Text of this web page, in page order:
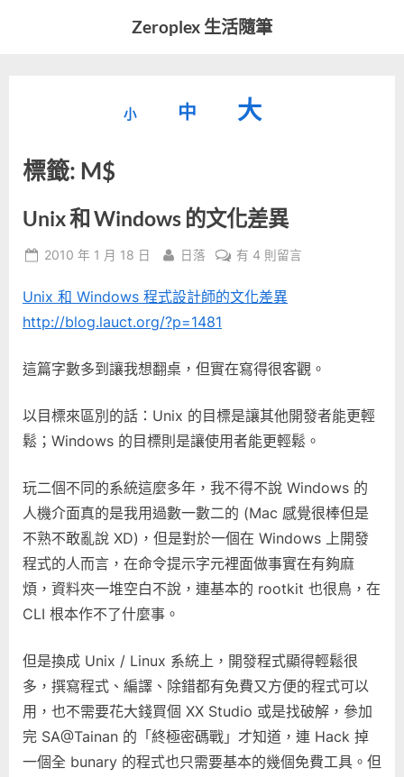
Zeroplex 生活隨筆
發
小
小。
中
重
型
大
小。
大
型
標籤: M$
Unix 和 Windows 的文化差異
Posted
2010 年 1 月 18 日 By
日落
在
和
化
異〉
中
有 4 則留言
Unix 和 Windows 程式設計師的文化差異
http://blog.lauct.org/?p=1481
這篇字數多到讓我想翻桌，但實在寫得很客觀。
以目標來區別的話：Unix 的目標是讓其他開發者能更輕
鬆；Windows 的目標則是讓使用者能更輕鬆。
玩二個不同的系統這麼多年，我不得不說 Windows 的
人機介面真的是我用過數一數二的 (Mac 感覺很棒但是
不熟不敢亂說 XD)，但是對於一個在 Windows 上開發
程式的人而言，在命令提示字元裡面做事實在有夠麻
煩，資料夾一堆空白不說，連基本的 rootkit 也很鳥，在
CLI 根本作不了什麼事。
但是換成 Unix / Linux 系統上，開發程式顯得輕鬆很
多，撰寫程式、編譯、除錯都有免費又方便的程式可以
用，也不需要花大錢買個 XX Studio 或是找破解，參加
完 SA@Tainan 的「終極密碼戰」才知道，連 Hack 掉
一個全 bunary 的程式也只需要基本的幾個免費工具。但